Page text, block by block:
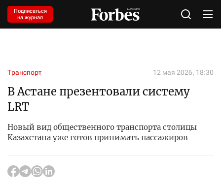
Подписаться
на журнал
Транспорт 12 мая 2026, 18:30
В Астане презентовали систему
LRT
Новый вид общественного транспорта столицы
Казахстана уже готов принимать пассажиров